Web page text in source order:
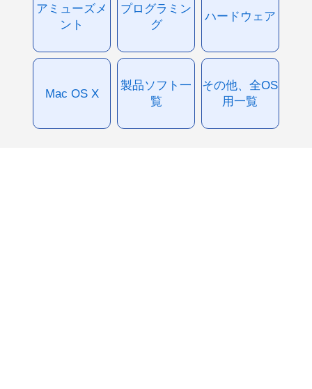
アミューズメ
ント
プログラミン
グ
ハードウェア
Mac OS X
製品ソフト一
覧
その他、全OS
用一覧